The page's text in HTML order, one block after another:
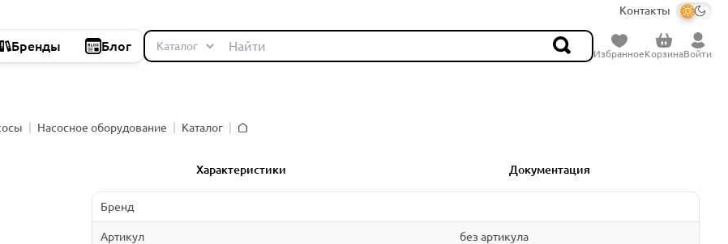
Контакты
Бренды Блог
ИзбранноеКорзинаВойти
Насосное оборудование
Каталог
Характеристики Документация
Бренд
Артикул без артикула